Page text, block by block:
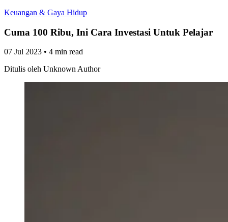
Keuangan & Gaya Hidup
Cuma 100 Ribu, Ini Cara Investasi Untuk Pelajar
07 Jul 2023 • 4 min read
Ditulis oleh Unknown Author